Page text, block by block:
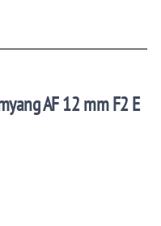
AF 12 mm F2 E